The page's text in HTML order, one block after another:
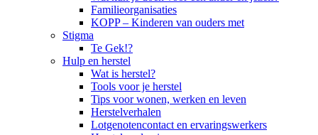
Familieorganisaties
KOPP – Kinderen van ouders met
Stigma
Te Gek!?
Hulp en herstel
Wat is herstel?
Tools voor je herstel
Tips voor wonen, werken en leven
Herstelverhalen
Lotgenotencontact en ervaringswerkers